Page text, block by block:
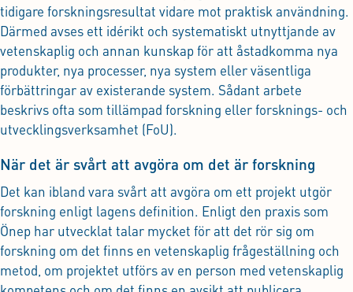
tidigare forskningsresultat vidare mot praktisk användning.
Därmed avses ett idérikt och systematiskt utnyttjande av
vetenskaplig och annan kunskap för att åstadkomma nya
produkter, nya processer, nya system eller väsentliga
förbättringar av existerande system. Sådant arbete
beskrivs ofta som tillämpad forskning eller forsknings- och
utvecklingsverksamhet (FoU).
När det är svårt att avgöra om det är forskning
Det kan ibland vara svårt att avgöra om ett projekt utgör
forskning enligt lagens definition. Enligt den praxis som
Önep har utvecklat talar mycket för att det rör sig om
forskning om det finns en vetenskaplig frågeställning och
metod, om projektet utförs av en person med vetenskaplig